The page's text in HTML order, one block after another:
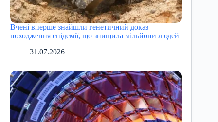
Вчені вперше знайшли генетичний доказ
походження епідемії, що знищила мільйони людей
31.07.2026